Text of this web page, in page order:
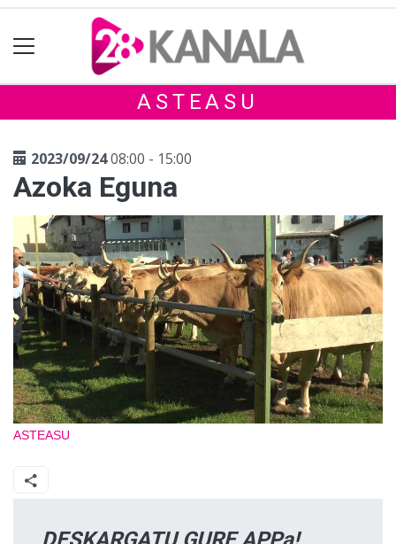
ASTEASU
2023/09/2408:00 - 15:00
Azoka Eguna
ASTEASU